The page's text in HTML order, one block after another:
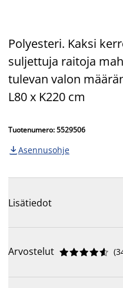
Polyesteri. Kaksi
suljettuja raitoja
tulevan valon
L80 x K220 cm
Tuotenumero: 5529506
 Asennusohje
Lisätiedot
Arvostelut 




 (